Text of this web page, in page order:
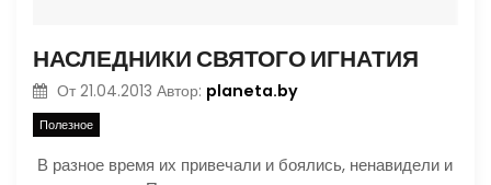
НАСЛЕДНИКИ СВЯТОГО ИГНАТИЯ
От 21.04.2013 Автор: planeta.by
Полезное
В разное время их привечали и боялись, ненавидели и